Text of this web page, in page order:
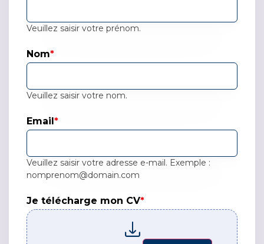
Veuillez saisir votre prénom.
Nom*
Veuillez saisir votre nom.
Email *
Veuillez saisir votre adresse e-mail. Exemple :
nomprenom@domain.com
Je télécharge mon CV*
Je télécharge mon CV*